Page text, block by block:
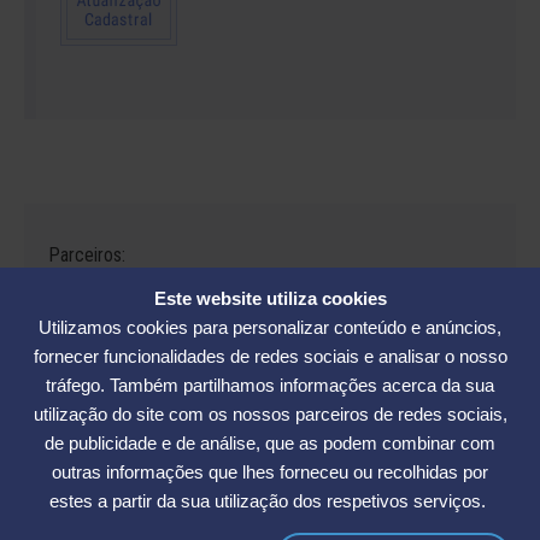
Este website utiliza cookies
Utilizamos cookies para personalizar conteúdo e anúncios,
fornecer funcionalidades de redes sociais e analisar o nosso
tráfego. Também partilhamos informações acerca da sua
utilização do site com os nossos parceiros de redes sociais,
de publicidade e de análise, que as podem combinar com
outras informações que lhes forneceu ou recolhidas por
estes a partir da sua utilização dos respetivos serviços.
Parceiros:
Avenida César Seara, 560 - Florianópolis | Telefones: (48) 3234-2986
- (48) 3234-2089 - (48) 3233-5370. | E-mail:elase@elase.com.br
Sede de Praia: Rua Elke Hering, 70, Barra da Lagoa - Florianópolis |
Telefone 48 3365-5789 | E-mail:sedepraia@elase.com.br